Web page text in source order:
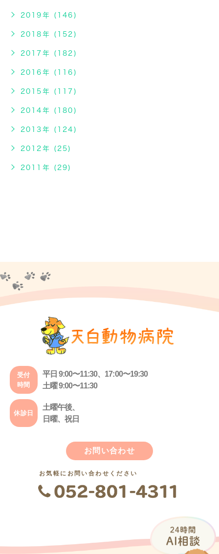
2019年 (146)
2018年 (152)
2017年 (182)
2016年 (116)
2015年 (117)
2014年 (180)
2013年 (124)
2012年 (25)
2011年 (29)
受付
時間
平日 9:00〜11:30、17:00〜19:30
土曜 9:00〜11:30
休診日
土曜午後、
日曜、祝日
お問い合わせ
お気軽にお問い合わせください